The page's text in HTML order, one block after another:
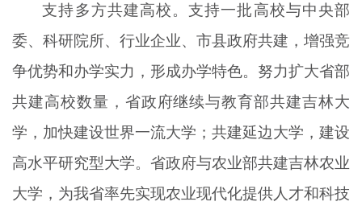
支持多方共建高校。支持一批高校与中央部
委、科研院所、行业企业、市县政府共建，增强竞
争优势和办学实力，形成办学特色。努力扩大省部
共建高校数量，省政府继续与教育部共建吉林大
学，加快建设世界一流大学；共建延边大学，建设
高水平研究型大学。省政府与农业部共建吉林农业
大学，为我省率先实现农业现代化提供人才和科技